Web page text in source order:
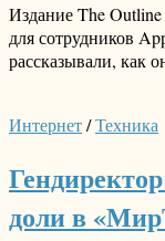
Издание The
для сотрудников
рассказывали, как
Интернет/Техника
доли в